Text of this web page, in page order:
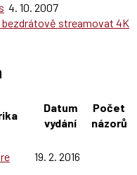
4. 10. 2007
bezdrátově streamovat 4K
Datum
vydání
Počet
názorů
19. 2. 2016